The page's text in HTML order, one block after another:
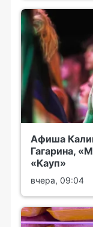
Афиша
Гагарина,
«Кауп»
вчера, 09:04